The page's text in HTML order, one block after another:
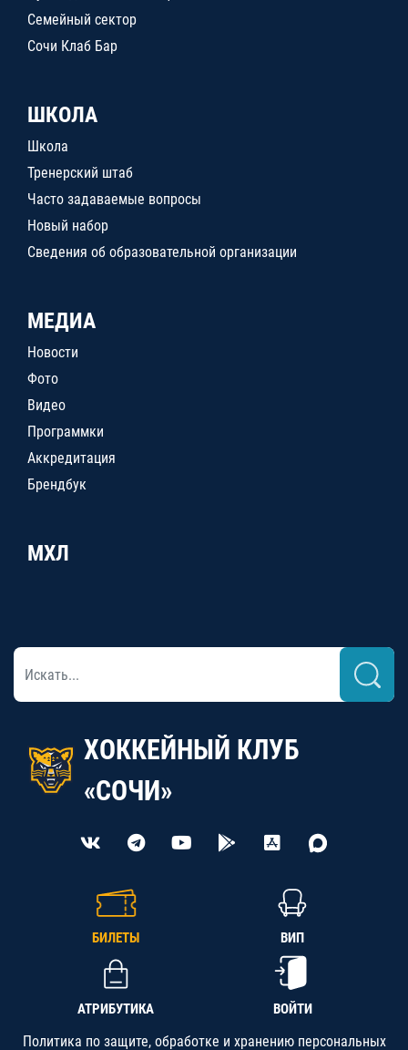
Семейный сектор
Сочи Клаб Бар
ШКОЛА
Школа
Тренерский штаб
Часто задаваемые вопросы
Новый набор
Сведения об образовательной организации
МЕДИА
Новости
Фото
Видео
Программки
Аккредитация
Брендбук
МХЛ
ХОККЕЙНЫЙ КЛУБ
«СОЧИ»
БИЛЕТЫ ВИП
АТРИБУТИКА ВОЙТИ
Политика по защите, обработке и хранению персональных